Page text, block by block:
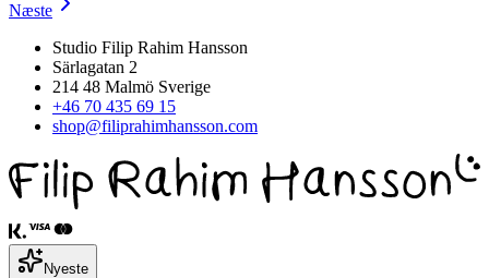
Næste
Studio Filip Rahim Hansson
Särlagatan 2
214 48 Malmö Sverige
+46 70 435 69 15
shop@filiprahimhansson.com
Nyeste